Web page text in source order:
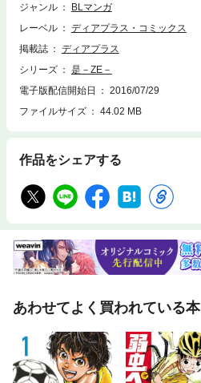
ジャンル
BLマンガ
レーベル
ディアプラス・コミックス
掲載誌
ディアプラス
シリーズ
是－ZE－
電子版配信開始日
2016/07/29
ファイルサイズ
44.02 MB
作品をシェアする
あわせてよく買われている本